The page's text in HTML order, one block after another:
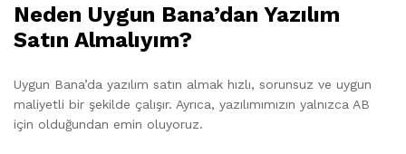
Neden Uygun Bana’dan Yazılım
Satın Almalıyım?
Uygun Bana’da yazılım satın almak hızlı, sorunsuz ve uygun
maliyetli bir şekilde çalışır. Ayrıca, yazılımımızın yalnızca AB
için olduğundan emin oluyoruz.